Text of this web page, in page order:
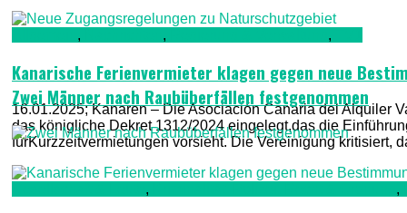
, , ,
Kanarische Ferienvermieter klagen gegen neue
16.01.2025; Kanaren – Die Asociación Canaria del Alquiler
das königliche Dekret 1312/2024 eingelegt,das die
fürKurzzeitvermietungen vorsieht. Die Vereinigung kritisiert,
, ,
Zwei Männer nach Raubüberfällen festgenommen